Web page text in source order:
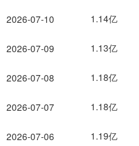
2026-07-10
2026-07-09
2026-07-08
2026-07-07
2026-07-06
1.14亿
1.13亿
1.18亿
1.18亿
1.19亿